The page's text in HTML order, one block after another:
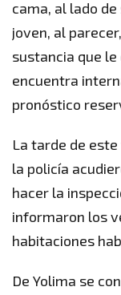
cama, al lado
joven, al
sustancia que le
encuentra
pronóstico
La tarde de
la policía
hacer la
informaron los
habitaciones
De Yolima se